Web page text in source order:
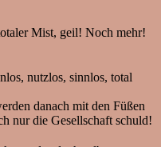
Mist, geil! Noch mehr!
nutzlos, sinnlos, total
danach mit den Füßen
nur die Gesellschaft schuld!